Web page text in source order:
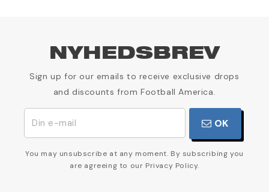
NYHEDSBREV
Sign up for our emails to receive exclusive drops
and discounts from Football America.
OK
You may unsubscribe at any moment. By subscribing you
are agreeing to our Privacy Policy.